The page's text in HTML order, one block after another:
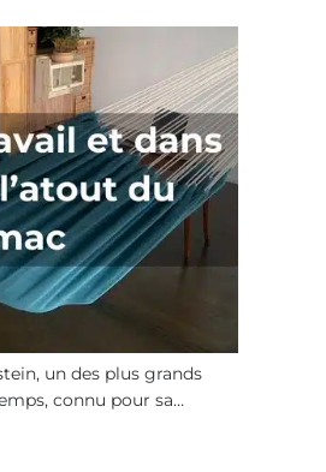
un des plus grands
connu pour sa…